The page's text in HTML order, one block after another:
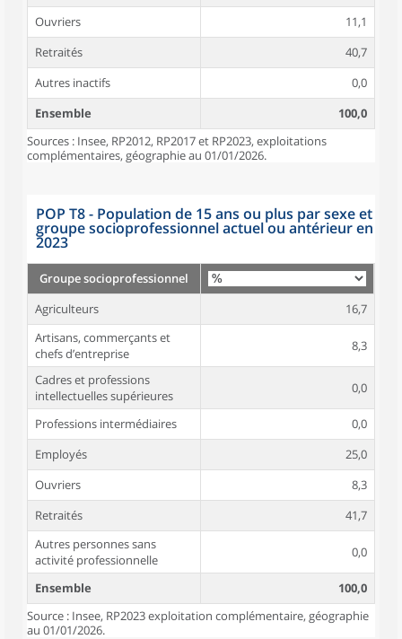
Ouvriers
11,1
Retraités
40,7
Autres inactifs
0,0
Ensemble
100,0
Sources : Insee, RP2012, RP2017 et RP2023, exploitations
complémentaires, géographie au 01/01/2026.
POP T8 - Population de 15 ans ou plus par sexe et
groupe socioprofessionnel actuel ou antérieur en
2023
Groupe socioprofessionnel
Agriculteurs
16,7
Artisans, commerçants et
chefs d’entreprise
8,3
Cadres et professions
intellectuelles supérieures
0,0
Professions intermédiaires
0,0
Employés
25,0
Ouvriers
8,3
Retraités
41,7
Autres personnes sans
activité professionnelle
0,0
Ensemble
100,0
Source : Insee, RP2023 exploitation complémentaire, géographie
au 01/01/2026.